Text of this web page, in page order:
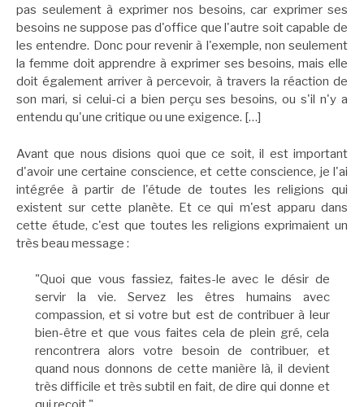
pas seulement à exprimer nos besoins, car exprimer ses
besoins ne suppose pas d'office que l'autre soit capable de
les entendre. Donc pour revenir à l'exemple, non seulement
la femme doit apprendre à exprimer ses besoins, mais elle
doit également arriver à percevoir, à travers la réaction de
son mari, si celui-ci a bien perçu ses besoins, ou s'il n'y a
entendu qu'une critique ou une exigence. […]
Avant que nous disions quoi que ce soit, il est important
d'avoir une certaine conscience, et cette conscience, je l'ai
intégrée à partir de l'étude de toutes les religions qui
existent sur cette planète. Et ce qui m'est apparu dans
cette étude, c'est que toutes les religions exprimaient un
très beau message :
"Quoi que vous fassiez, faites-le avec le désir de
servir la vie. Servez les êtres humains avec
compassion, et si votre but est de contribuer à leur
bien-être et que vous faites cela de plein gré, cela
rencontrera alors votre besoin de contribuer, et
quand nous donnons de cette manière là, il devient
très difficile et très subtil en fait, de dire qui donne et